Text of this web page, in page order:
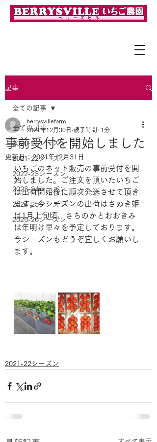
記事
全ての記事
2020-21シーズン
2021-22シーズン
2022-23シーズン
2023-24シーズン
2024-25シーズン
2025-26シーズン
全ての記事
事前受付を開始しました
berrysvillefarm
2021年12月30日 読了時間: 1分
更新日：2021年12月31日
いちごのネット販売の事前受付を開
始しました。ご注文を頂いたいちご
は出荷開始後に順次発送させて頂き
ます。今シーズンの出荷はさぬき姫
は1月上旬頃、さちのかとおおきみ
は年明け早々を予定しております。
今シーズンもどうぞ宜しくお願いし
ます。
2021-22シーズン